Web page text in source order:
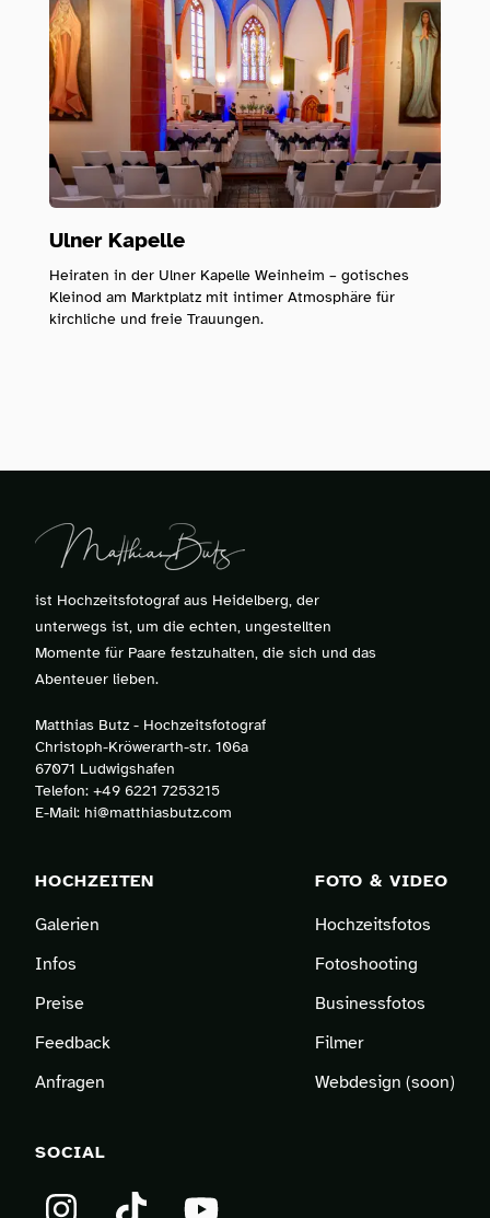
Ulner Kapelle
Heiraten in der Ulner Kapelle Weinheim – gotisches
Kleinod am Marktplatz mit intimer Atmosphäre für
kirchliche und freie Trauungen.
ist Hochzeitsfotograf aus Heidelberg, der
unterwegs ist, um die echten, ungestellten
Momente für Paare festzuhalten, die sich und das
Abenteuer lieben.
Matthias Butz - Hochzeitsfotograf
Christoph-Kröwerarth-str. 106a
67071 Ludwigshafen
Telefon: +49 6221 7253215
E-Mail: hi@matthiasbutz.com
HOCHZEITEN
Galerien
Infos
Preise
Feedback
Anfragen
FOTO & VIDEO
Hochzeitsfotos
Fotoshooting
Businessfotos
Filmer
Webdesign (soon)
SOCIAL
InstagramTikTok YouTube